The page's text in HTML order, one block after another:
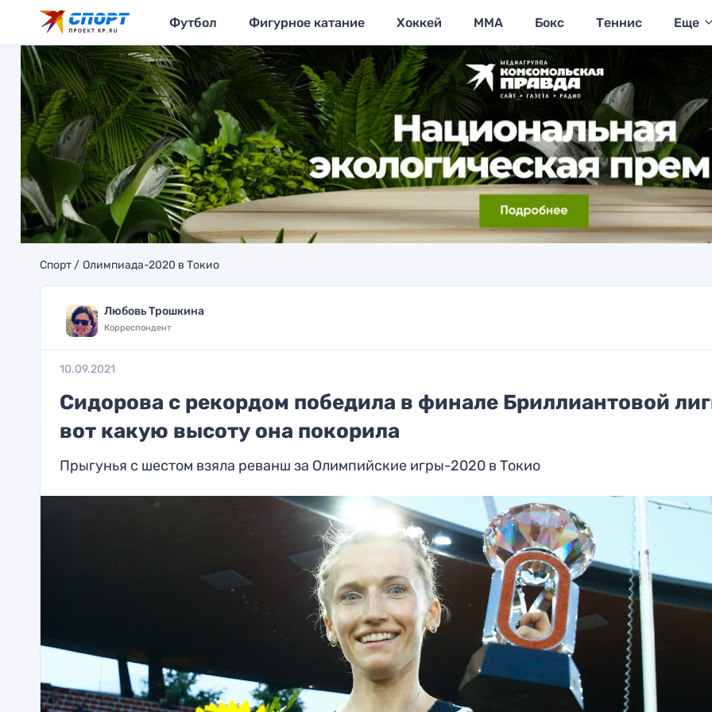
Футбол Фигурное катание Хоккей MMA Бокс Теннис Еще
Спорт Олимпиада-2020 в Токио
Любовь Трошкина
Корреспондент
10.09.2021
Сидорова с рекордом победила в финале Бриллиантовой
вот какую высоту она покорила
Прыгунья с шестом взяла реванш за Олимпийские игры-2020 в Токио